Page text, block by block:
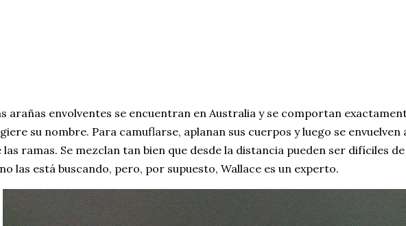
arañas envolventes se encuentran en Australia y se comportan
su nombre. Para camuflarse, aplanan sus cuerpos y luego se
las ramas. Se mezclan tan bien que desde la distancia pueden ser difíciles
las está buscando, pero, por supuesto, Wallace es un experto.